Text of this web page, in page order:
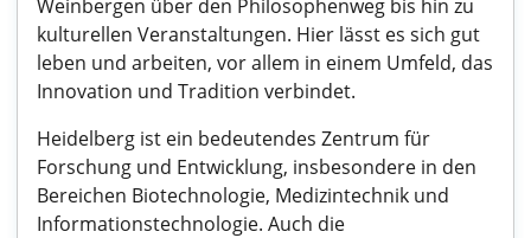
Weinbergen über den Philosophenweg bis hin zu
kulturellen Veranstaltungen. Hier lässt es sich gut
leben und arbeiten, vor allem in einem Umfeld, das
Innovation und Tradition verbindet.
Heidelberg ist ein bedeutendes Zentrum für
Forschung und Entwicklung, insbesondere in den
Bereichen Biotechnologie, Medizintechnik und
Informationstechnologie. Auch die